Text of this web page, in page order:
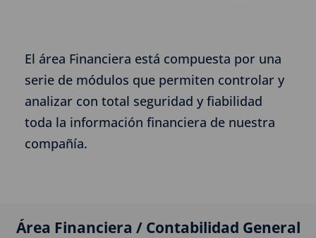
El área Financiera está compuesta por una
serie de módulos que permiten controlar y
analizar con total seguridad y fiabilidad
toda la información financiera de nuestra
compañía.
Área Financiera / Contabilidad General